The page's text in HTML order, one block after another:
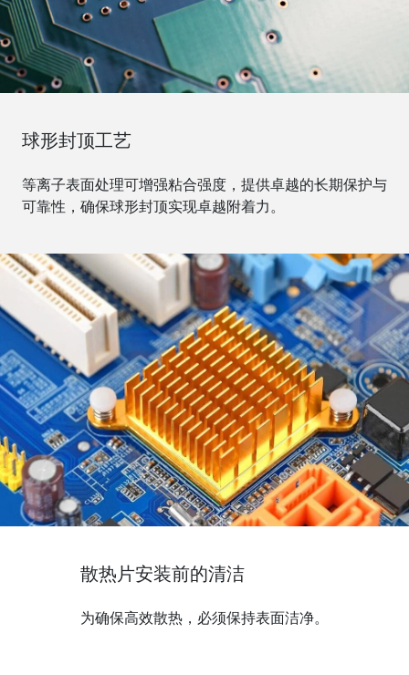
球形封顶工艺
等离子表面处理可增强粘合强度，提供卓越的长期保护与
可靠性，确保球形封顶实现卓越附着力。
散热片安装前的清洁
为确保高效散热，必须保持表面洁净。